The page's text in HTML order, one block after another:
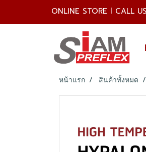
ONLINE STORE l CALL
หน้าแรก สินค้าทั้งหมด